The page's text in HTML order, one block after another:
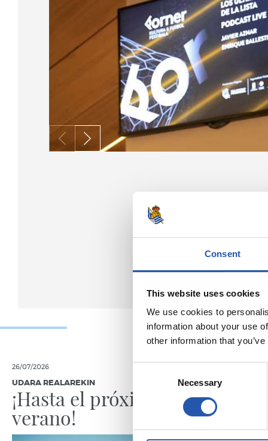
Consent
This website uses cookies
We use cookies to
information about your use
other information that
Necessary
26/07/2026
UDARA REALAREKIN
¡Hasta el próximo
verano!
UDARA
La